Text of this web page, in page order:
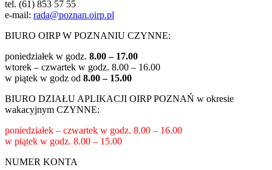
tel. (61) 853 57 55
e-mail: rada@poznan.oirp.pl
BIURO OIRP W POZNANIU CZYNNE:
poniedziałek w godz. 8.00 – 17.00
wtorek – czwartek w godz. 8.00 – 16.00
w piątek w godz od 8.00 – 15.00
BIURO DZIAŁU APLIKACJI OIRP POZNAŃ w okresie
wakacyjnym CZYNNE:
poniedziałek – czwartek w godz. 8.00 – 16.00
w piątek w godz. 8.00 – 15.00
NUMER KONTA